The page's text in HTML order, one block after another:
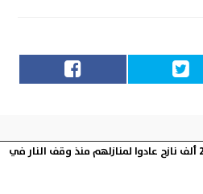
سوريا.. 282 ألف نازح عادوا لمنازلهم منذ وقف النار في